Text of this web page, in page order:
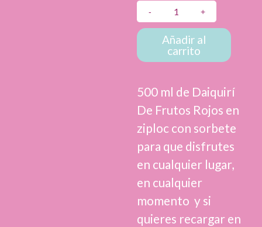
de
Frutos
To
Go
cantidad
Añadir al
carrito
500 ml de Daiquirí
De Frutos Rojos en
ziploc con sorbete
para que disfrutes
en cualquier lugar,
en cualquier
momento y si
quieres recargar en